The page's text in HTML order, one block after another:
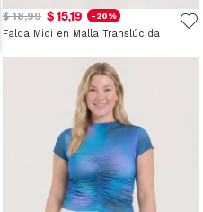
$ 18,99 $ 15,19 -20%
Falda Midi en Malla Translúcida